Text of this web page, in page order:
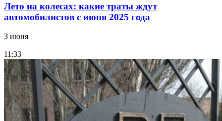
Лето на колесах: какие траты ждут
автомобилистов с июня 2025 года
3 июня
11:33